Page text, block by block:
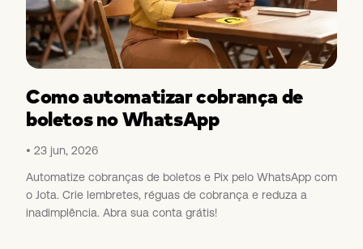
Como automatizar cobrança de
boletos no WhatsApp
23 jun, 2026
Automatize cobranças de boletos e Pix pelo WhatsApp com
o Jota. Crie lembretes, réguas de cobrança e reduza a
inadimplência. Abra sua conta grátis!